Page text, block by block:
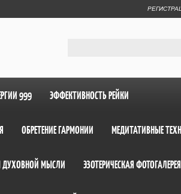
999 ЭФФЕКТИВНОСТЬ РЕЙКИ
ОБРЕТЕНИЕ ГАРМОНИИ МЕДИТАТИВНЫЕ
МЫСЛИ ЭЗОТЕРИЧЕСКАЯ ФОТОГАЛЕРЕЯ